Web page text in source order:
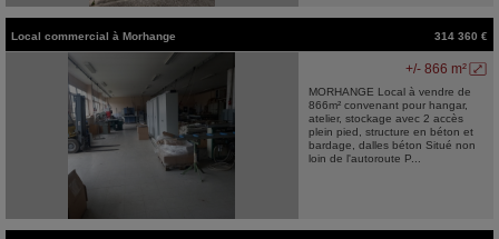
Local commercial à Morhange 314 360 €
+/- 866 m²
MORHANGE Local à vendre de
866m² convenant pour hangar,
atelier, stockage avec 2 accès
plein pied, structure en béton et
bardage, dalles béton Situé non
loin de l'autoroute P...